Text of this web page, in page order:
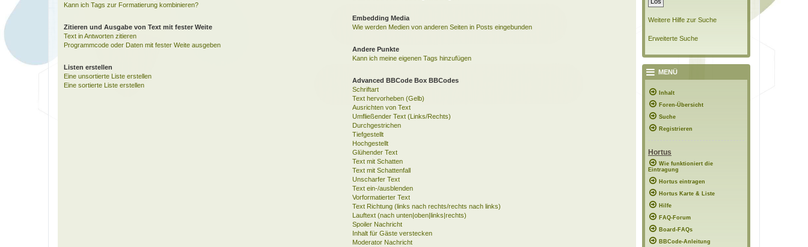
Kann ich Tags zur Formatierung kombinieren?
Zitieren und Ausgabe von Text mit fester Weite
Text in Antworten zitieren
Programmcode oder Daten mit fester Weite ausgeben
Listen erstellen
Eine unsortierte Liste erstellen
Eine sortierte Liste erstellen
Embedding Media
Wie werden Medien von anderen Seiten in Posts eingebunden
Andere Punkte
Kann ich meine eigenen Tags hinzufügen
Advanced BBCode Box BBCodes
Schriftart
Text hervorheben (Gelb)
Ausrichten von Text
Umfließender Text (Links/Rechts)
Durchgestrichen
Tiefgestellt
Hochgestellt
Glühender Text
Text mit Schatten
Text mit Schattenfall
Unscharfer Text
Text ein-/ausblenden
Vorformatierter Text
Text Richtung (links nach rechts/rechts nach links)
Lauftext (nach unten|oben|links|rechts)
Spoiler Nachricht
Inhalt für Gäste verstecken
Moderator Nachricht
Weitere Hilfe zur Suche
Erweiterte Suche
MENÜ
Inhalt
Foren-Übersicht
Suche
Registrieren
Hortus
Wie funktioniert die
Eintragung
Hortus eintragen
Hortus Karte & Liste
Hilfe
FAQ-Forum
Board-FAQs
BBCode-Anleitung